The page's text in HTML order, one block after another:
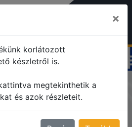
profilok
×
korlátozott
készletről is.
megtekinthetik a
és azok részleteit.